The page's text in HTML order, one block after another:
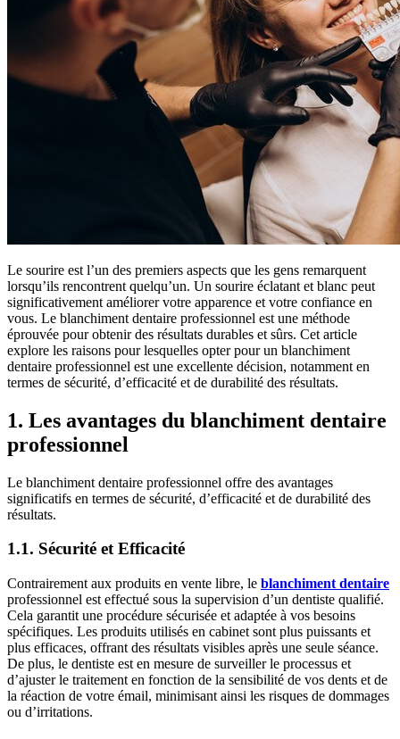
Le sourire est l’un des premiers aspects que les gens remarquent
lorsqu’ils rencontrent quelqu’un. Un sourire éclatant et blanc peut
significativement améliorer votre apparence et votre confiance en
vous. Le blanchiment dentaire professionnel est une méthode
éprouvée pour obtenir des résultats durables et sûrs. Cet article
explore les raisons pour lesquelles opter pour un blanchiment
dentaire professionnel est une excellente décision, notamment en
termes de sécurité, d’efficacité et de durabilité des résultats.
1. Les avantages du blanchiment dentaire
professionnel
Le blanchiment dentaire professionnel offre des avantages
significatifs en termes de sécurité, d’efficacité et de durabilité des
résultats.
1.1. Sécurité et Efficacité
Contrairement aux produits en vente libre, le blanchiment dentaire
professionnel est effectué sous la supervision d’un dentiste qualifié.
Cela garantit une procédure sécurisée et adaptée à vos besoins
spécifiques. Les produits utilisés en cabinet sont plus puissants et
plus efficaces, offrant des résultats visibles après une seule séance.
De plus, le dentiste est en mesure de surveiller le processus et
d’ajuster le traitement en fonction de la sensibilité de vos dents et de
la réaction de votre émail, minimisant ainsi les risques de dommages
ou d’irritations.